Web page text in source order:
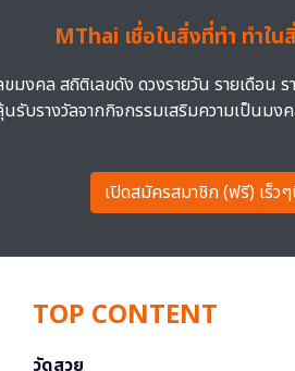
MThai เชื่อในสิ่งที่ทำ ทำใน
ขมงคล สถิติเลขดัง ดวงรายวัน รายเดือน
รับรางวัลจากกิจกรรมเสริมความเป็นมง
เปิดสมัครสมาชิก (ฟรี) เร็ว
TOP CONTENT
วัดสวย